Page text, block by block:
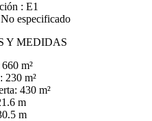
: E1
especificado
Y MEDIDAS
m²
230 m²
430 m²
m
m